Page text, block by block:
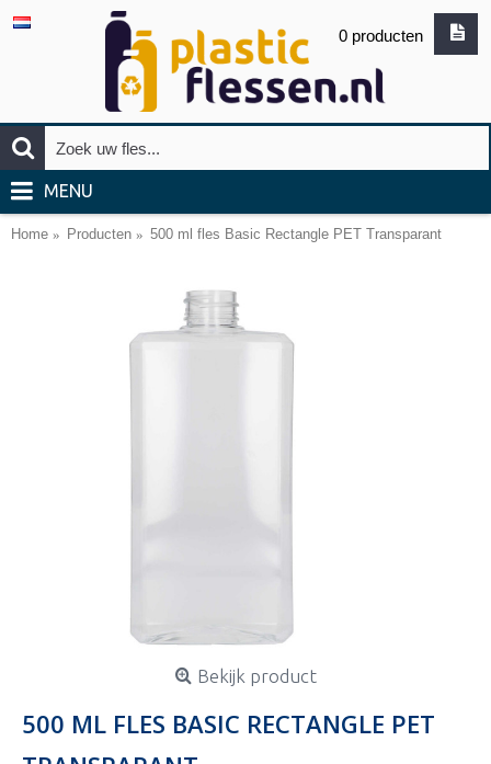
0 producten
MENU
Home Producten 500 ml fles Basic Rectangle PET Transparant
Bekijk product
500 ML FLES BASIC RECTANGLE PET